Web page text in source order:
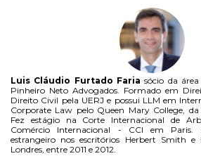
Luis Cláudio Furtado Faria sócio da
Pinheiro Neto Advogados. Formado em
Direito Civil pela UERJ e possui LLM em
Corporate Law pelo Queen Mary College, da
Fez estágio na Corte Internacional de
Comércio Internacional - CCI em Paris.
estrangeiro nos escritórios Herbert Smith
Londres, entre 2011 e 2012.